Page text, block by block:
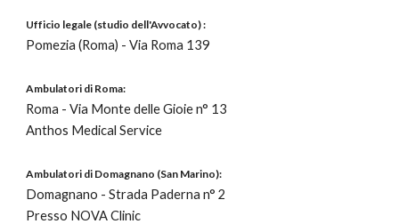
Ufficio legale (studio dell'Avvocato) :
Pomezia (Roma) - Via Roma 139
Ambulatori di Roma:
Roma - Via Monte delle Gioien° 13
Anthos Medical Service
Ambulatori di Domagnano (San Marino):
Domagnano - Strada Paderna n° 2
Presso NOVA Clinic